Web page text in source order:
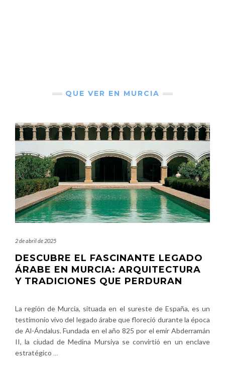
QUE VER EN MURCIA
2 de abril de 2025
DESCUBRE EL FASCINANTE LEGADO
ÁRABE EN MURCIA: ARQUITECTURA
Y TRADICIONES QUE PERDURAN
La región de Murcia, situada en el sureste de España, es un
testimonio vivo del legado árabe que floreció durante la época
de Al-Ándalus. Fundada en el año 825 por el emir Abderramán
II, la ciudad de Medina Mursiya se convirtió en un enclave
estratégico …